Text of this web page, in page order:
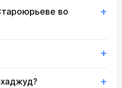
12:21 16:20 19:41 21:40
21:33
12:21 16:17 21:30
во